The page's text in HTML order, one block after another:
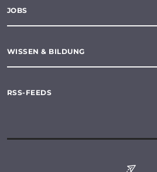
JOBS
WISSEN & BILDUNG
RSS-FEEDS